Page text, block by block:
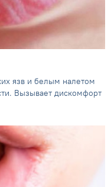
язв и белым налетом
Вызывает дискомфорт